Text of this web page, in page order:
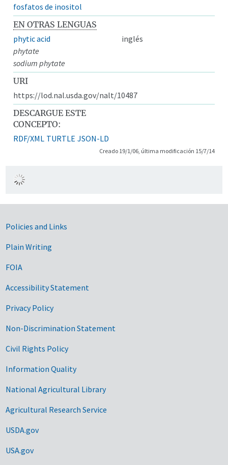
fosfatos de inositol
EN OTRAS LENGUAS
phytic acid
inglés
phytate
sodium phytate
URI
https://lod.nal.usda.gov/nalt/10487
DESCARGUE ESTE
CONCEPTO:
RDF/XML TURTLE JSON-LD
Creado 19/1/06, última modificación 15/7/14
Government Links
Policies and Links
Plain Writing
FOIA
Accessibility Statement
Privacy Policy
Non-Discrimination Statement
Civil Rights Policy
Information Quality
National Agricultural Library
Agricultural Research Service
USDA.gov
USA.gov